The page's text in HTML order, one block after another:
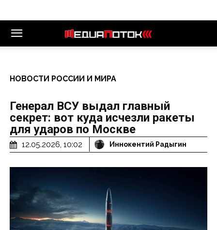
НОВОСТИ РОССИИ И МИРА
Генерал ВСУ выдал главный
секрет: вот куда исчезли ракеты
для ударов по Москве
12.05.2026, 10:02 Иннокентий Радыгин